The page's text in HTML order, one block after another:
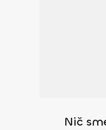
Nič